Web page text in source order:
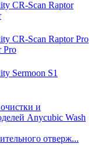
Pro
отверж...